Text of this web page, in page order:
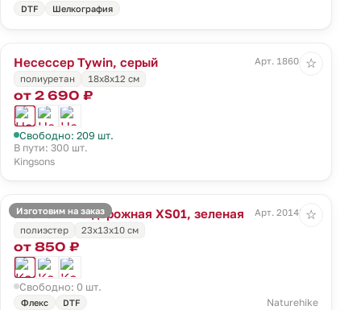
DTF Шелкография
Несессер Tywin, серый
Арт. 18601.10
полиуретан
18x8x12 см
от 2 690 ₽
Свободно: 209 шт.
В пути: 300 шт.
Kingsons
☆
Изготовим на заказ
Косметичка дорожная XS01, зеленая
Арт. 20143.90
полиэстер
23х13х10 см
от 850 ₽
Свободно: 0 шт.
Флекс DTF Naturehike
☆